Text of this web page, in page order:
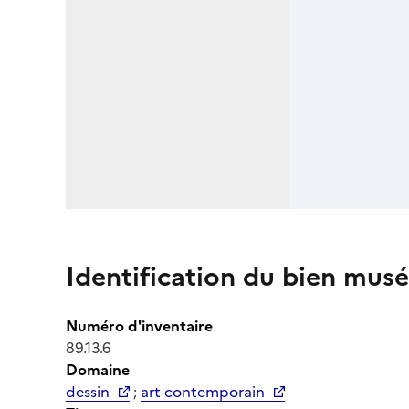
Identification du bien
Numéro d'inventaire
89.13.6
Domaine
dessin
; art contemporain